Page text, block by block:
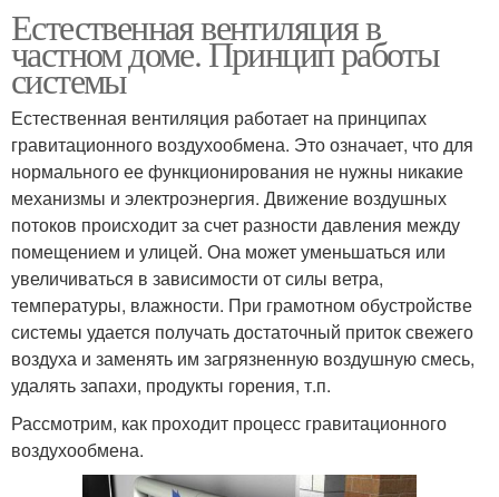
Естественная вентиляция в
частном доме. Принцип работы
системы
Естественная вентиляция работает на принципах
гравитационного воздухообмена. Это означает, что для
нормального ее функционирования не нужны никакие
механизмы и электроэнергия. Движение воздушных
потоков происходит за счет разности давления между
помещением и улицей. Она может уменьшаться или
увеличиваться в зависимости от силы ветра,
температуры, влажности. При грамотном обустройстве
системы удается получать достаточный приток свежего
воздуха и заменять им загрязненную воздушную смесь,
удалять запахи, продукты горения, т.п.
Рассмотрим, как проходит процесс гравитационного
воздухообмена.